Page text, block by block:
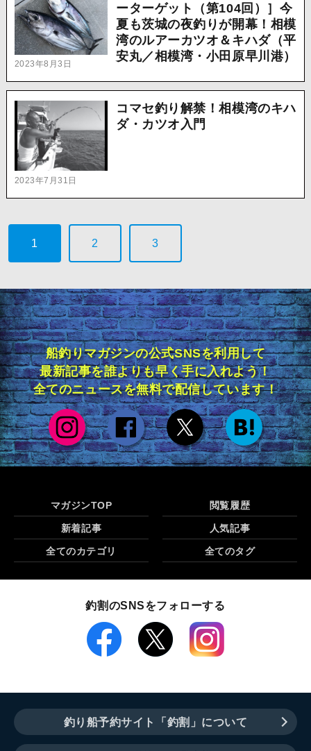
2023年8月3日
ーターゲット（第104回）］今
夏も茨城の夜釣りが開幕！相模
湾のルアーカツオ＆キハダ（平
安丸／相模湾・小田原早川港）
2023年7月31日
コマセ釣り解禁！相模湾のキハ
ダ・カツオ入門
1 2 3
船釣りマガジンの公式SNSを利用して
最新記事を誰よりも早く手に入れよう！
全てのニュースを無料で配信しています！
マガジンTOP 閲覧履歴
新着記事 人気記事
全てのカテゴリ 全てのタグ
釣割のSNSをフォローする
釣り船予約サイト「釣割」について